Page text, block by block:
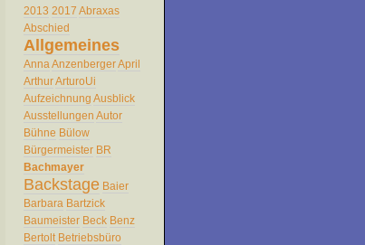
2013 2017 Abraxas
Abschied
Allgemeines
Anna AnzenbergerApril
ArthurArturoUi
Aufzeichnung Ausblick
Ausstellungen Autor
Bühne Bülow
Bürgermeister BR
Bachmayer
Backstage Baier
Barbara Bartzick
Baumeister Beck Benz
Bertolt Betriebsbüro